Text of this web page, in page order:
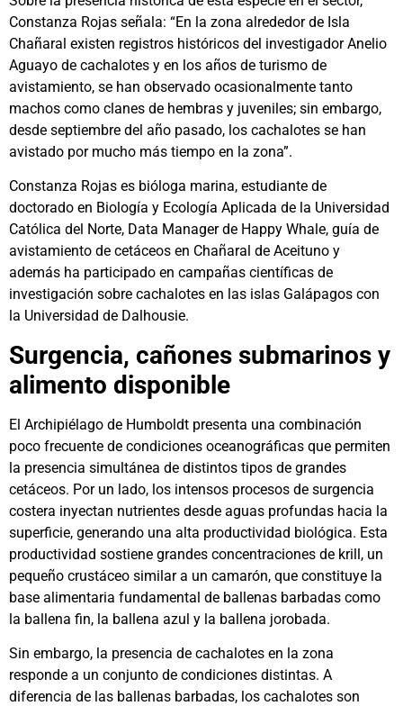
Constanza Rojas señala: “En la zona alrededor de Isla
Chañaral existen registros históricos del investigador Anelio
Aguayo de cachalotes y en los años de turismo de
avistamiento, se han observado ocasionalmente tanto
machos como clanes de hembras y juveniles; sin embargo,
desde septiembre del año pasado, los cachalotes se han
avistado por mucho más tiempo en la zona”.
Constanza Rojas es bióloga marina, estudiante de
doctorado en Biología y Ecología Aplicada de la Universidad
Católica del Norte, Data Manager de Happy Whale, guía de
avistamiento de cetáceos en Chañaral de Aceituno y
además ha participado en campañas científicas de
investigación sobre cachalotes en las islas Galápagos con
la Universidad de Dalhousie.
Surgencia, cañones submarinos y
alimento disponible
El Archipiélago de Humboldt presenta una combinación
poco frecuente de condiciones oceanográficas que permiten
la presencia simultánea de distintos tipos de grandes
cetáceos. Por un lado, los intensos procesos de surgencia
costera inyectan nutrientes desde aguas profundas hacia la
superficie, generando una alta productividad biológica. Esta
productividad sostiene grandes concentraciones de krill, un
pequeño crustáceo similar a un camarón, que constituye la
base alimentaria fundamental de ballenas barbadas como
la ballena fin, la ballena azul y la ballena jorobada.
Sin embargo, la presencia de cachalotes en la zona
responde a un conjunto de condiciones distintas. A
diferencia de las ballenas barbadas, los cachalotes son